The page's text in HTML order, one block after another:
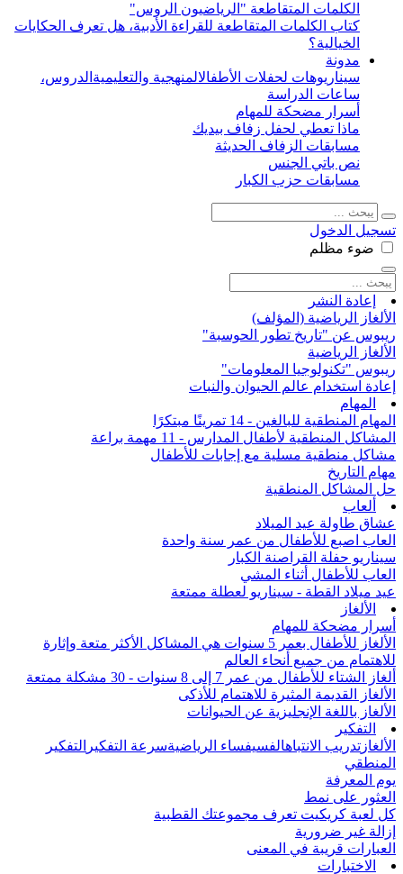
الكلمات المتقاطعة "الرياضيون الروس"
كتاب الكلمات المتقاطعة للقراءة الأدبية، هل تعرف الحكايات
الخيالية؟
مدونة
سيناريوهات لحفلات الأطفالالمنهجية والتعليمية الدروس،
ساعات الدراسة
أسرار مضحكة للمهام
ماذا تعطي لحفل زفاف بيديك
مسابقات الزفاف الحديثة
نص باتي الجنس
مسابقات حزب الكبار
تسجيل الدخول
ضوء مظلم
إعادة النشر
الألغاز الرياضية (المؤلف)
ريبوس عن "تاريخ تطور الحوسبة"
الألغاز الرياضية
ريبوس "تكنولوجيا المعلومات"
إعادة استخدام عالم الحيوان والنبات
المهام
المهام المنطقية للبالغين - 14 تمرينًا مبتكرًا
المشاكل المنطقية لأطفال المدارس - 11 مهمة براعة
مشاكل منطقية مسلية مع إجابات للأطفال
مهام التاريخ
حل المشاكل المنطقية
ألعاب
عشاق طاولة عيد الميلاد
العاب اصبع للأطفال من عمر سنة واحدة
سيناريو حفلة القراصنة الكبار
العاب للأطفال أثناء المشي
عيد ميلاد القطة - سيناريو لعطلة ممتعة
الألغاز
أسرار مضحكة للمهام
الألغاز للأطفال بعمر 5 سنوات هي المشاكل الأكثر متعة وإثارة
للاهتمام من جميع أنحاء العالم
ألغاز الشتاء للأطفال من عمر 7 إلى 8 سنوات - 30 مشكلة ممتعة
الألغاز القديمة المثيرة للاهتمام للأذكى
الألغاز باللغة الإنجليزية عن الحيوانات
التفكير
الألغاز تدريب الانتباهالفسيفساء الرياضيةسرعة التفكير التفكير
المنطقي
يوم المعرفة
العثور على نمط
كل لعبة كريكيت تعرف مجموعتك القطبية
إزالة غير ضرورية
العبارات قريبة في المعنى
الاختبارات